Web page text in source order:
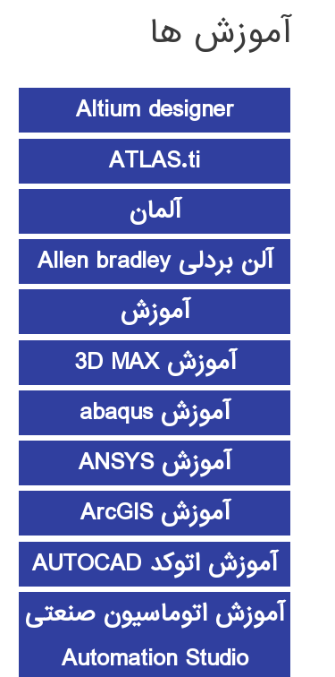
آموزش ها
Altium designer
ATLAS.ti
آلمان
آلن بردلی Allen bradley
آموزش
آموزش 3D MAX
آموزش abaqus
آموزش ANSYS
آموزش ArcGIS
آموزش اتوکد AUTOCAD
آموزش اتوماسیون صنعتی
Automation Studio